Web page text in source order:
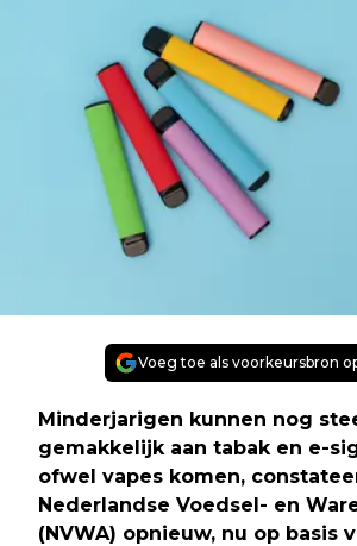
Voeg toe als voorkeursbron
Minderjarigen kunnen nog
gemakkelijk aan tabak en e-
ofwel vapes komen,
Nederlandse Voedsel- en
(NVWA) opnieuw, nu op basis